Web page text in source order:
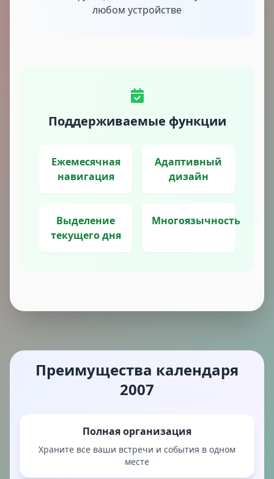
любом устройстве
Поддерживаемые функции
Ежемесячная
навигация
Адаптивный
дизайн
Выделение
текущего дня
Многоязычность
Преимущества календаря
2007
Полная организация
Храните все ваши встречи и события в одном
месте